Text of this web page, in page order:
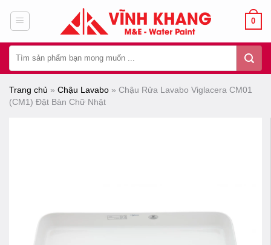
dung
0
kiếm:
Trang chủ » Chậu Lavabo » Chậu Rửa Lavabo Viglacera CM01
(CM1) Đặt Bàn Chữ Nhật